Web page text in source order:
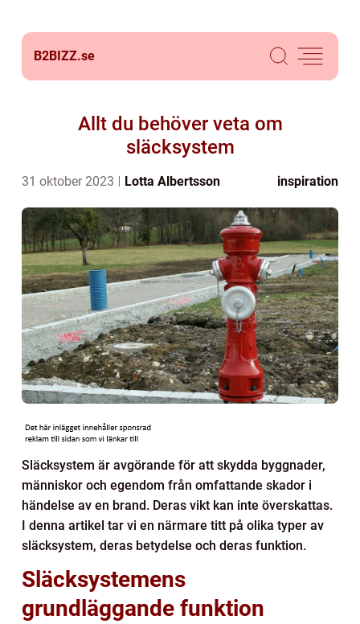
B2BIZZ.se
Allt du behöver veta om
släcksystem
31 oktober 2023 Lotta Albertsson inspiration
Släcksystem är avgörande för att skydda byggnader,
människor och egendom från omfattande skador i
händelse av en brand. Deras vikt kan inte överskattas.
I denna artikel tar vi en närmare titt på olika typer av
släcksystem, deras betydelse och deras funktion.
Släcksystemens
grundläggande funktion